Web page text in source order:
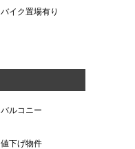
バイク置場有り
バルコニー
値下げ物件